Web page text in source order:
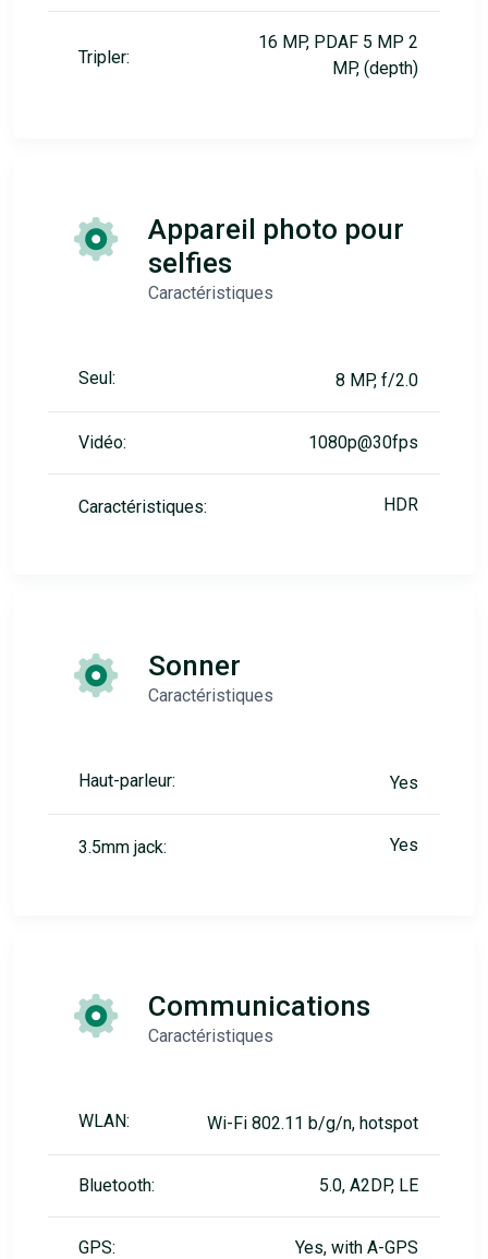
Tripler:
16 MP, PDAF 5 MP 2
MP, (depth)
Appareil photo pour
selfies
Caractéristiques
Seul: 8 MP, f/2.0
Vidéo: 1080p@30fps
Caractéristiques: HDR
Sonner
Caractéristiques
Haut-parleur: Yes
3.5mm jack: Yes
Communications
Caractéristiques
WLAN: Wi-Fi 802.11 b/g/n, hotspot
Bluetooth: 5.0, A2DP, LE
GPS: Yes, with A-GPS